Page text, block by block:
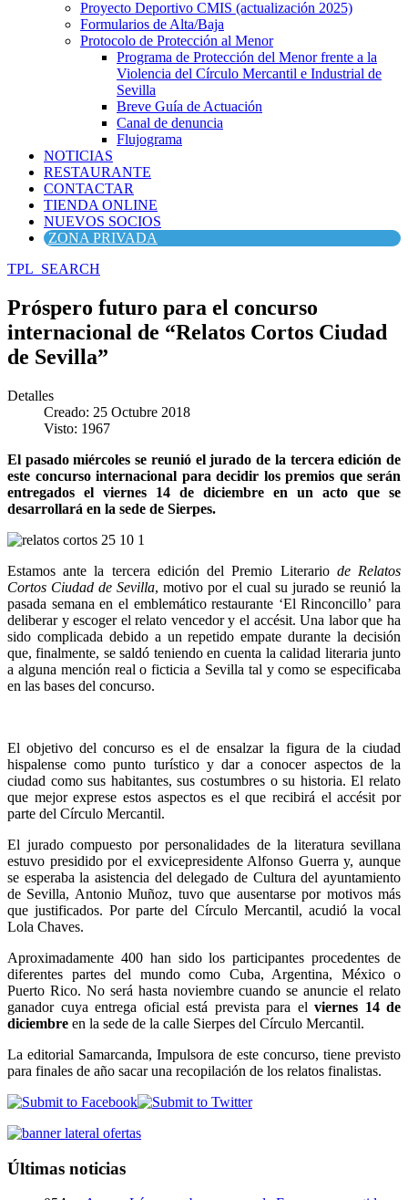
Proyecto Deportivo CMIS (actualización 2025)
Formularios de Alta/Baja
Protocolo de Protección al Menor
Programa de Protección del Menor frente a la
Violencia del Círculo Mercantil e Industrial de
Sevilla
Breve Guía de Actuación
Canal de denuncia
Flujograma
NOTICIAS
RESTAURANTE
CONTACTAR
TIENDA ONLINE
NUEVOS SOCIOS
ZONA PRIVADA
TPL_SEARCH
Próspero futuro para el concurso
internacional de “Relatos Cortos Ciudad
de Sevilla”
Detalles
Creado: 25 Octubre 2018
Visto: 1967
El pasado miércoles se reunió el jurado de la tercera edición de
este concurso internacional para decidir los premios que serán
entregados el viernes 14 de diciembre en un acto que se
desarrollará en la sede de Sierpes.
Estamos ante la tercera edición del Premio Literario de Relatos
Cortos Ciudad de Sevilla, motivo por el cual su jurado se reunió la
pasada semana en el emblemático restaurante ‘El Rinconcillo’ para
deliberar y escoger el relato vencedor y el accésit. Una labor que ha
sido complicada debido a un repetido empate durante la decisión
que, finalmente, se saldó teniendo en cuenta la calidad literaria junto
a alguna mención real o ficticia a Sevilla tal y como se especificaba
en las bases del concurso.
El objetivo del concurso es el de ensalzar la figura de la ciudad
hispalense como punto turístico y dar a conocer aspectos de la
ciudad como sus habitantes, sus costumbres o su historia. El relato
que mejor exprese estos aspectos es el que recibirá el accésit por
parte del Círculo Mercantil.
El jurado compuesto por personalidades de la literatura sevillana
estuvo presidido por el exvicepresidente Alfonso Guerra y, aunque
se esperaba la asistencia del delegado de Cultura del ayuntamiento
de Sevilla, Antonio Muñoz, tuvo que ausentarse por motivos más
que justificados. Por parte del Círculo Mercantil, acudió la vocal
Lola Chaves.
Aproximadamente 400 han sido los participantes procedentes de
diferentes partes del mundo como Cuba, Argentina, México o
Puerto Rico. No será hasta noviembre cuando se anuncie el relato
ganador cuya entrega oficial está prevista para el viernes 14 de
diciembre en la sede de la calle Sierpes del Círculo Mercantil.
La editorial Samarcanda, Impulsora de este concurso, tiene previsto
para finales de año sacar una recopilación de los relatos finalistas.
Últimas noticias